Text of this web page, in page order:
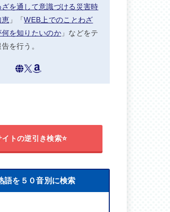
を通して意識づける災害時
恵」「WEB上でのことわざ
を知りたいのか」などをテ
を行う。
イトの逆引き検索⭐
語を５０音別に検索